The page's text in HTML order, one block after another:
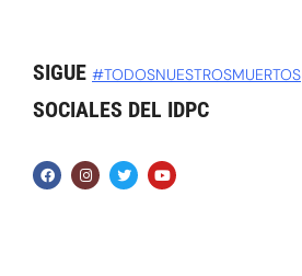
SIGUE #TODOSNUESTROSMUERTOS
SOCIALES DEL IDPC